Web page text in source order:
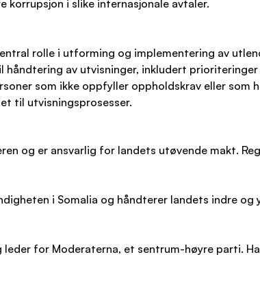
i slike internasjonale avtaler.
rolle i utforming og implementering av
av utvisninger, inkludert
som ikke oppfyller oppholdskrav eller
til utvisningsprosesser.
og er ansvarlig for landets utøvende makt.
i Somalia og håndterer landets indre
for Moderaterna, et sentrum-høyre parti.